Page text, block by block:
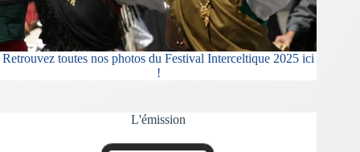
Retrouvez toutes nos photos du Festival Interceltique 2025 ici
!
L'émission